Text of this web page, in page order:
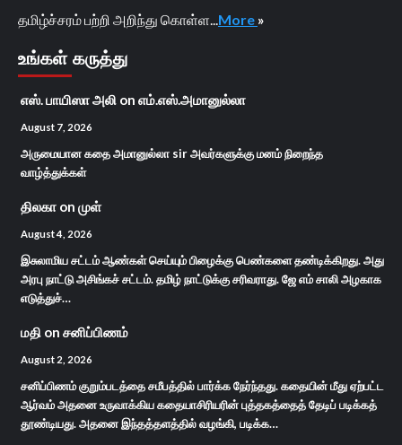
தமிழ்ச்சரம் பற்றி அறிந்து கொள்ள... More »
உங்கள் கருத்து
எஸ். பாயிஸா அலி on எம்.எஸ்.அமானுல்லா
August 7, 2026
அருமையான கதை அமானுல்லா sir அவர்களுக்கு மனம் நிறைந்த
வாழ்த்துக்கள்
திலகா on முள்
August 4, 2026
இசுலாமிய சட்டம் ஆண்கள் செய்யும் பிழைக்கு பெண்களை தண்டிக்கிறது. அது
அரபு நாட்டு அசிங்கச் சட்டம். தமிழ் நாட்டுக்கு சரிவராது. ஜே எம் சாலி அழகாக
எடுத்துச்…
மதி on சனிப்பிணம்
August 2, 2026
சனிப்பிணம் குறும்படத்தை சமீபத்தில் பார்க்க நேர்ந்தது. கதையின் மீது ஏற்பட்ட
ஆர்வம் அதனை உருவாக்கிய கதையாசிரியரின் புத்தகத்தைத் தேடிப் படிக்கத்
தூண்டியது. அதனை இந்தத்தளத்தில் வழங்கி, படிக்க…